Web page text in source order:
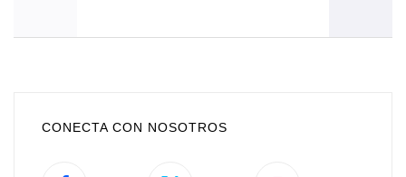
CONECTA CON NOSOTROS